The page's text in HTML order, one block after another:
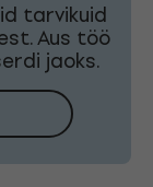
tarvikuid
Aus töö
jaoks.